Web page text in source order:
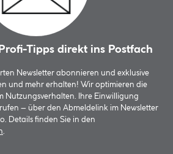
Tipps direkt ins Postfach
Newsletter abonnieren und exklusive
und mehr erhalten! Wir optimieren die
Nutzungsverhalten. Ihre Einwilligung
– über den Abmeldelink im Newsletter
Details finden Sie in den
.